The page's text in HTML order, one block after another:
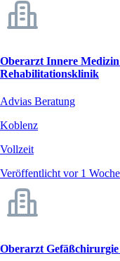
Oberarzt Innere
Rehabilitationsklinik
Advias Beratung
Koblenz
Vollzeit
Veröffentlicht vor 1 Woche
Oberarzt